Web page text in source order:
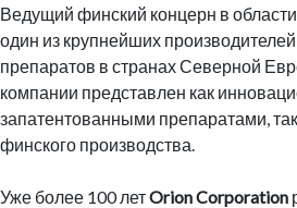
Ведущий финский концерн в
один из крупнейших
препаратов в странах Северной
компании представлен как
запатентованными препаратами,
финского производства.
Уже более 100 летOrion Corporation